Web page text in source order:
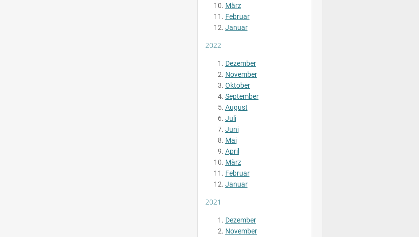
März
Februar
Januar
2022
Dezember
November
Oktober
September
August
Juli
Juni
Mai
April
März
Februar
Januar
2021
Dezember
November